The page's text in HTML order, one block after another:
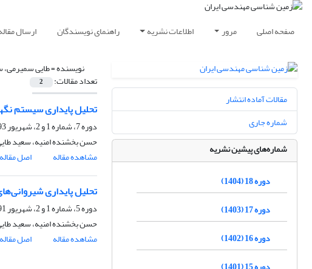
صفحه اصلی مرور اطلاعات نشریه راهنمای نویسندگان ارسال
نویسنده =طایی
تعداد مقالات: 2
تحلیل پایداری سیستم
دوره 7، شماره 1 و 2، شهریور 1393، صفحه
حسن بخشنده امنیه، سعید
مشاهده مقاله
اصل مقاله
تحلیل پایداری
دوره 5، شماره 1 و 2، شهریور 1391، صفحه
حسن بخشنده امنیه، سعید
مشاهده مقاله
اصل مقاله
مقالات آماده انتشار
شماره جاری
شماره‌های پیشین نشریه
دوره 18 (1404)
دوره 17 (1403)
دوره 16 (1402)